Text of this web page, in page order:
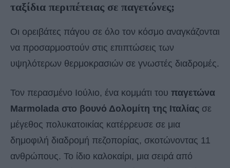
ταξίδια περιπέτειας σε παγετώνες;
Οι ορειβάτες πάγου σε όλο τον κόσμο αναγκάζονται
να προσαρμοστούν στις επιπτώσεις των
υψηλότερων θερμοκρασιών σε γνωστές διαδρομές.
Τον περασμένο Ιούλιο, ένα κομμάτι του παγετώνα
Marmolada στο βουνό Δολομίτη της Ιταλίας σε
μέγεθος πολυκατοικίας κατέρρευσε σε μια
δημοφιλή διαδρομή πεζοπορίας, σκοτώνοντας 11
ανθρώπους. Το ίδιο καλοκαίρι, μια σειρά από